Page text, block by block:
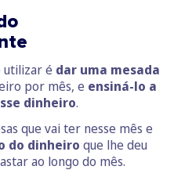
utilizar é dar uma mesada
por mês, e ensiná-lo a
dinheiro.
que vai ter nesse mês e
do dinheiro que lhe deu
ao longo do mês.